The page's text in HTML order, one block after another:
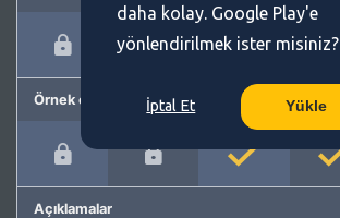
Örnek cümleler
Açıklamalar
daha kolay. Google Play'e
yönlendirilmek ister misiniz?
İptal Et Yükle